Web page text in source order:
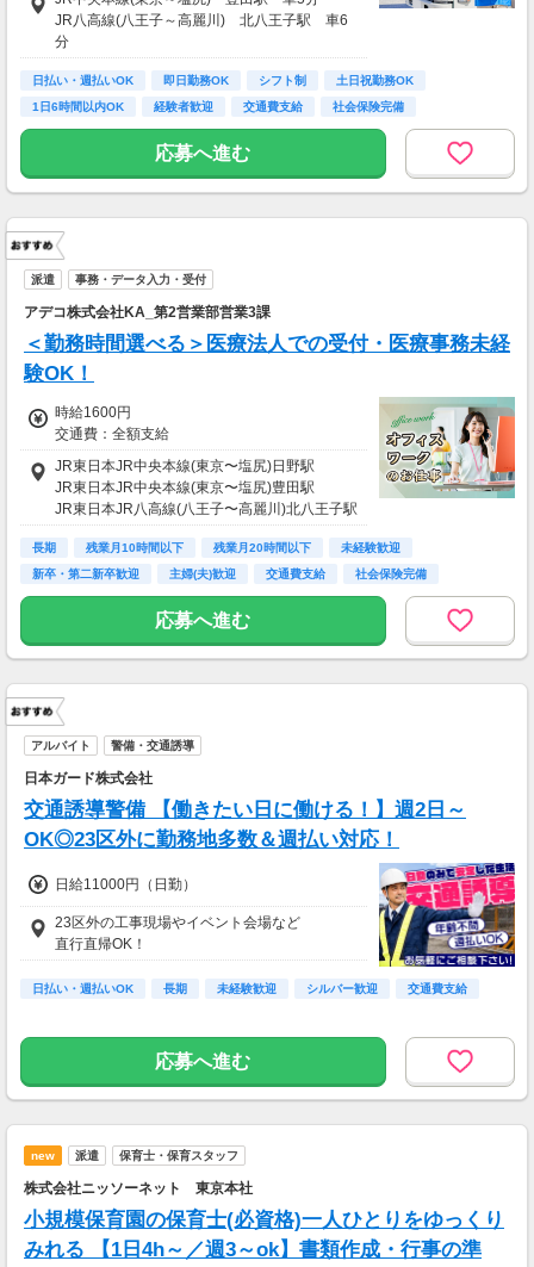
■月収想定額
214,000円～261,000円
む見込み額となります。
※上記月収額は月間21日～22日出勤した場合の
見込み額となります。
■その他補足
※上記金額の上限値は日々1時間、業務延長を
した場合の見込み額となります。
■研修期間について
※研修期間（2週間程）は、時給1,226円（日収
7,350円～）となります。
JR八高線(八王子～高麗川) 北八王子駅 車6
分
日払い・週払いOK 即日勤務OK シフト制
土日祝勤務OK
1日6時間以内OK
経験者歓迎 交通費支給
社会保険完備
研修制度あり
応募へ進む
派遣 事務・データ入力・受付
アデコ株式会社KA_第2営業部営業3課
＜勤務時間選べる＞医療法人での受付・医療事務未経
験OK！
時給1600円
交通費：全額支給
JR東日本JR中央本線(東京〜塩尻)日野駅
JR東日本JR中央本線(東京〜塩尻)豊田駅
JR東日本JR八高線(八王子〜高麗川)北八王子駅
長期 残業月10時間以下 残業月20時間以下
未経験歓迎
新卒・第二新卒歓迎
主婦(夫)歓迎 交通費支給
社会保険完備
社員登用あり
応募へ進む
アルバイト 警備・交通誘導
日本ガード株式会社
交通誘導警備 【働きたい日に働ける！】週2日～
OK◎23区外に勤務地多数＆週払い対応！
日給11000円（日勤）
23区外の工事現場やイベント会場など
直行直帰OK！
日払い・週払いOK 長期 未経験歓迎 シルバー歓迎 交通費支給
応募へ進む
new 派遣 保育士・保育スタッフ
株式会社ニッソーネット 東京本社
小規模保育園の保育士(必資格)一人ひとりをゆっくり
みれる 【1日4h～／週3～ok】書類作成・行事の準